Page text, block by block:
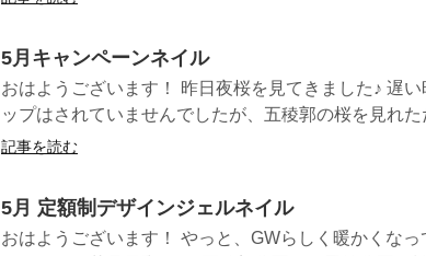
5月キャンペーンネイル
おはようございます！ 昨日夜桜を見てきました♪ 遅
ップはされていませんでしたが、五稜郭の桜を見れ
記事を読む
5月 定額制デザインジェルネイル
おはようございます！ やっと、GWらしく暖かくな